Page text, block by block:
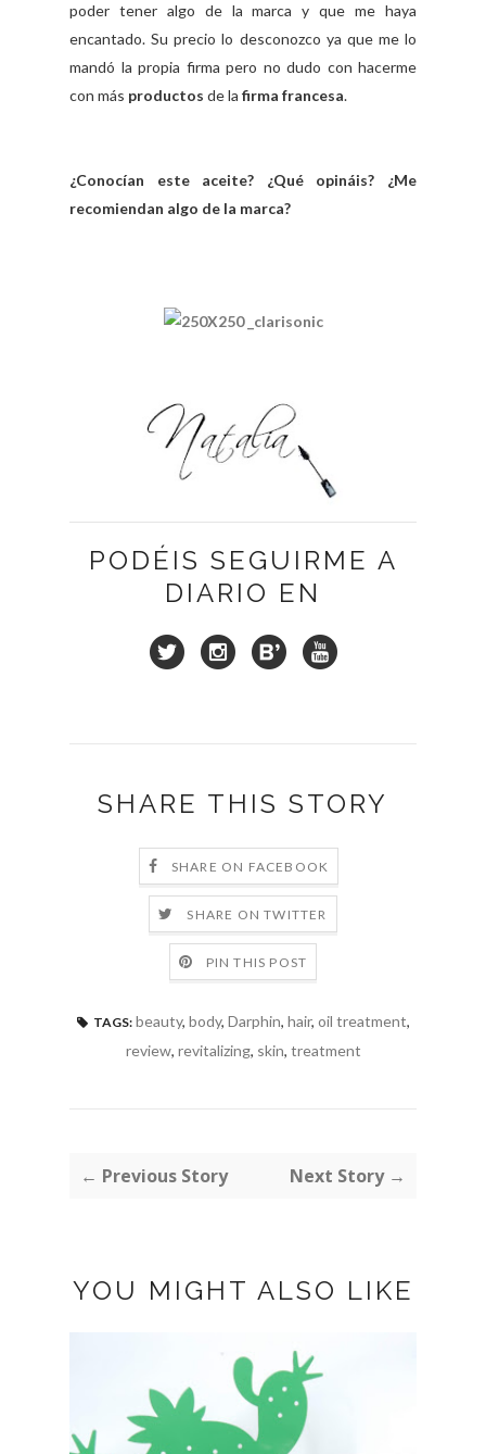
poder tener algo de la marca y que me haya
encantado. Su precio lo desconozco ya que me lo
mandó la propia firma pero no dudo con hacerme
con más productos de la firma francesa.
¿Conocían este aceite? ¿Qué opináis? ¿Me
recomiendan algo de la marca?
PODÉIS SEGUIRME A
DIARIO EN
SHARE THIS STORY
SHARE ON FACEBOOK
SHARE ON TWITTER
PIN THIS POST
TAGS: beauty, body, Darphin, hair, oil treatment,
review, revitalizing, skin, treatment
← Previous Story Next Story →
YOU MIGHT ALSO LIKE